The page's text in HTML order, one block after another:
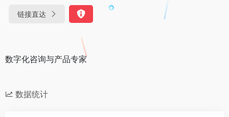
链接直达
数字化咨询与产品专家
数据统计